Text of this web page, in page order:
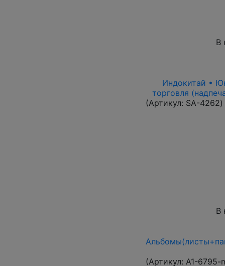
В
Индокитай •
торговля
(Артикул: SA-4262)
В
(Артикул: A1-6795-